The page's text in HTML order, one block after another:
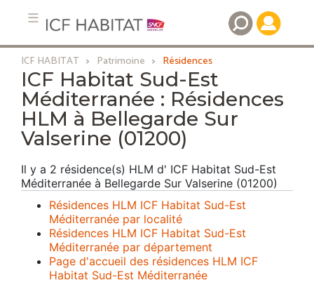
Aller
contenu
principal
ICF HABITAT Patrimoine Résidences
ICF Habitat Sud-Est
Méditerranée : Résidences
HLM à Bellegarde Sur
Valserine (01200)
Il y a 2 résidence(s) HLM d' ICF Habitat Sud-Est
Méditerranée à Bellegarde Sur Valserine (01200)
Résidences HLM ICF Habitat Sud-Est
Méditerranée par localité
Résidences HLM ICF Habitat Sud-Est
Méditerranée par département
Page d'accueil des résidences HLM ICF
Habitat Sud-Est Méditerranée